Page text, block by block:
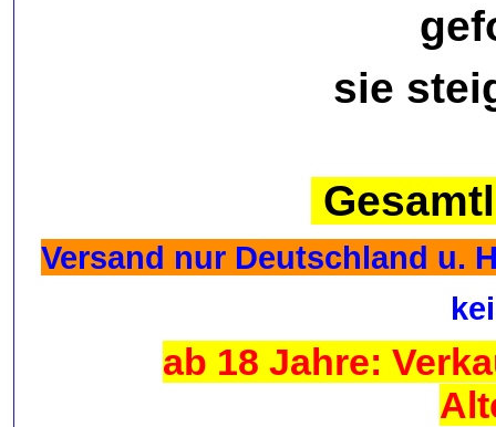
sie
Versand nur Deutschland u.
ab 18 Jahre: